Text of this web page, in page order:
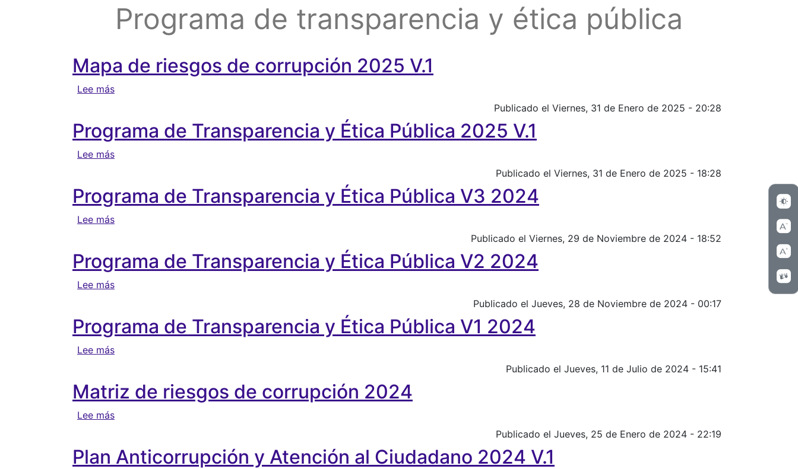
Programa de transparencia y ética pública
Mapa de riesgos de corrupción 2025 V.1
Lee mássobre Mapa de riesgos de corrupción 2025 V.1
Publicado el Viernes, 31 de Enero de 2025 - 20:28
Programa de Transparencia y Ética Pública 2025 V.1
Lee mássobre Programa de Transparencia y Ética Pública 2025 V.1
Publicado el Viernes, 31 de Enero de 2025 - 18:28
Programa de Transparencia y Ética Pública V3 2024
Lee mássobre Programa de Transparencia y Ética Pública V3 2024
Publicado el Viernes, 29 de Noviembre de 2024 - 18:52
Programa de Transparencia y Ética Pública V2 2024
Lee mássobre Programa de Transparencia y Ética Pública V2 2024
Publicado el Jueves, 28 de Noviembre de 2024 - 00:17
Programa de Transparencia y Ética Pública V1 2024
Lee mássobre Programa de Transparencia y Ética Pública V1 2024
Publicado el Jueves, 11 de Julio de 2024 - 15:41
Matriz de riesgos de corrupción 2024
Lee mássobre Matriz de riesgos de corrupción 2024
Publicado el Jueves, 25 de Enero de 2024 - 22:19
Plan Anticorrupción y Atención al Ciudadano 2024 V.1